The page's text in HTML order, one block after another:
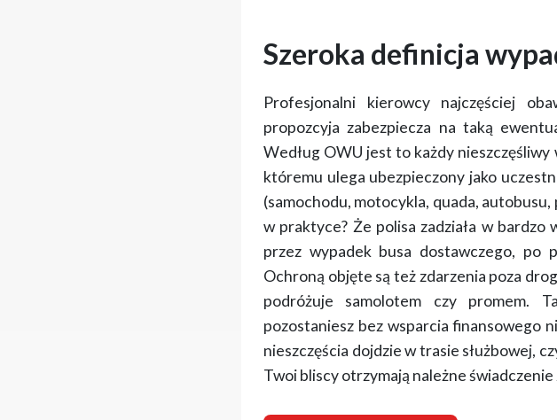
Szeroka definicja
Profesjonalni kierowcy najczęściej
propozcyja zabezpiecza na taką
Według OWU jest to każdy
któremu ulega ubezpieczony jako
(samochodu, motocykla, quada,
w praktyce? Że polisa zadziała w
przez wypadek busa dostawczego, po
Ochroną objęte są też zdarzenia poza
podróżuje samolotem czy promem.
pozostaniesz bez wsparcia finansowego
nieszczęścia dojdzie w trasie służbowej,
Twoi bliscy otrzymają należne świadczenie